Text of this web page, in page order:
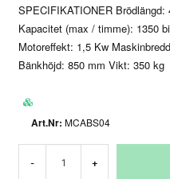
SPECIFIKATIONER
Kapacitet (max / timme): 1350
Motoreffekt: 1,5 Kw
Bänkhöjd: 850 mm Vikt: 350 kg
MCABS04
- +